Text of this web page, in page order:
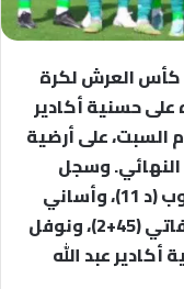
كأس العرش لكرة
عقب فوزه على حسنية أكادير
السبت، على أرضية
النهائي. وسجل
أهداف الرجاء الرياضي المهدي موهوب (د 11)، وأساني
بايي في مرمى فريقه (د 26)، وأدم النفاتي (45+2)، ونوفل
أكادير عبد الله